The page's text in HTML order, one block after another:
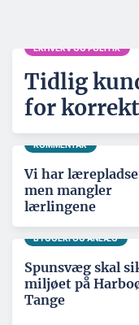
ERHVERV OG POLITIK
Tidlig
for
KOMMENTAR
Vi har
men mangler
lærlingene
BYGGERI OG ANLÆG
Spunsvæg skal
miljøet på
Tange